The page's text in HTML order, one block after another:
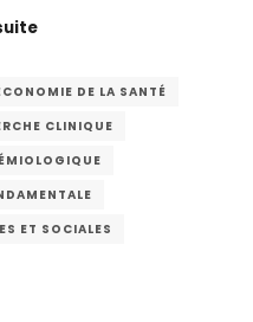
DE LA SANTÉ
CLINIQUE
ET SOCIALES